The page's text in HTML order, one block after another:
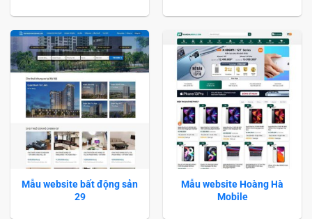
Mẫu website bất động sản
29
Mẫu website Hoàng Hà
Mobile